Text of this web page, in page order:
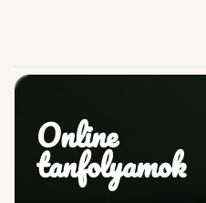
Online
tanfolyamok